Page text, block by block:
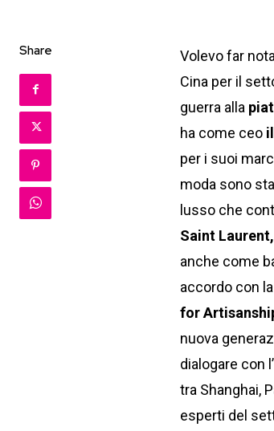
Share
Volevo far
Cina per il
guerra alla
ha come ceo
per i suoi
moda sono
lusso che
Saint Laurent,
anche come
accordo con
for
nuova
dialogare con
tra Shanghai,
esperti del